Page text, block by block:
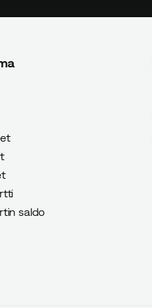
for summer!
saldo